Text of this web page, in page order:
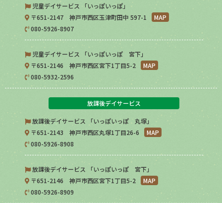
児童デイサービス 「いっぽいっぽ」
〒651-2147 神戸市西区玉津町田中 597-1
MAP
080-5926-8907
児童デイサービス 「いっぽいっぽ 宮下」
〒651-2146 神戸市西区宮下1丁目5-2
MAP
080-5932-2596
放課後デイサービス
放課後デイサービス 「いっぽいっぽ 丸塚」
〒651-2143 神戸市西区丸塚1丁目26-6
MAP
080-5926-8908
放課後デイサービス 「いっぽいっぽ 宮下」
〒651-2146 神戸市西区宮下1丁目5-2
MAP
080-5926-8909